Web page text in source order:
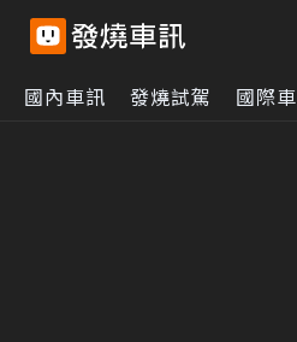
國內車訊 發燒試駕 國際